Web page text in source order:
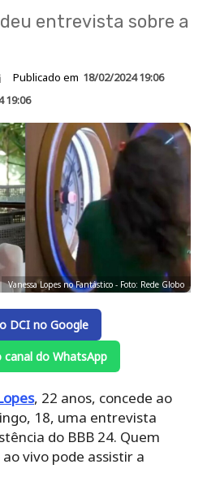
entrevista sobre a
Publicado em 18/02/2024 19:06
19:06
Vanessa Lopes no Fantástico - Foto: Rede Globo
DCI no Google
canal do WhatsApp
, 22 anos, concede ao
18, uma entrevista
do BBB 24. Quem
vivo pode assistir a